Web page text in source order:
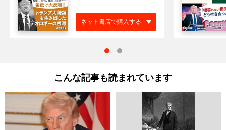
ネット書店で購入する
こんな記事も読まれています